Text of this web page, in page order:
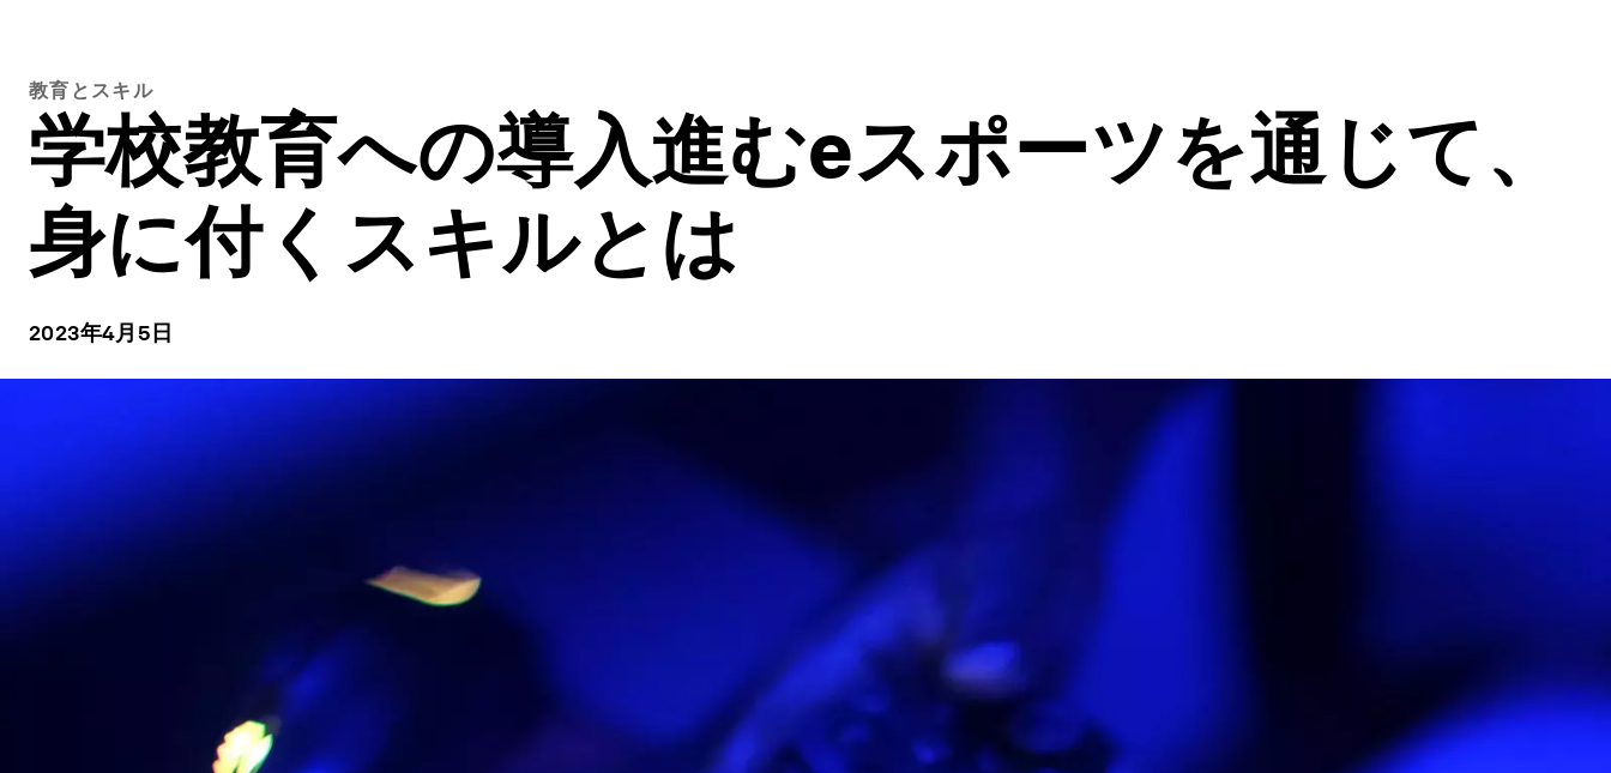
教育とスキル
学校教育への導入進むeスポーツを通じて、
身に付くスキルとは
2023年4月5日